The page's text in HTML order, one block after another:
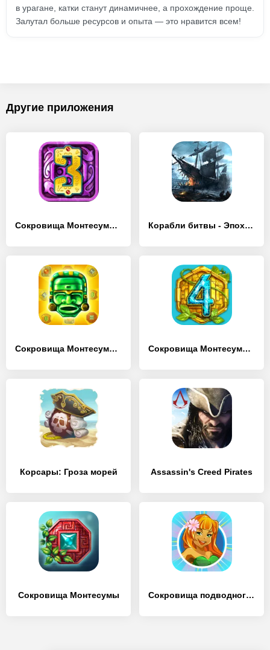
в урагане, катки станут динамичнее, а прохождение проще.
Залутал больше ресурсов и опыта — это нравится всем!
Другие приложения
Сокровища Монтесумы 3 Корабли битвы - Эпоха пиратов
Сокровища Монтесумы 2 Сокровища Монтесумы 4
Корсары: Гроза морей Assassin's Creed Pirates
Сокровища Монтесумы Сокровища подводного мира